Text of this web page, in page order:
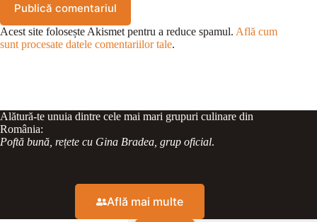
Publică comentariul
Acest site folosește Akismet pentru a reduce spamul. Află cum
sunt procesate datele comentariilor tale.
Alătură-te unuia dintre cele mai mari grupuri culinare din
România:
Poftă bună, rețete cu Gina Bradea, grup oficial.
Află mai multe